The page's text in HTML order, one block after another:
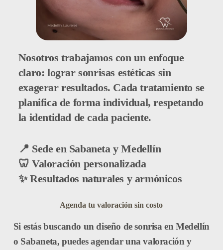
Nosotros trabajamos con un enfoque
claro: lograr sonrisas estéticas sin
exagerar resultados. Cada tratamiento se
planifica de forma individual, respetando
la identidad de cada paciente.
📍 Sede en Sabaneta y Medellín
🦷 Valoración personalizada
✨ Resultados naturales y armónicos
Agenda tu valoración sin costo
Si estás buscando undiseño de sonrisa en Medellín
o Sabaneta, puedes agendar una valoración y